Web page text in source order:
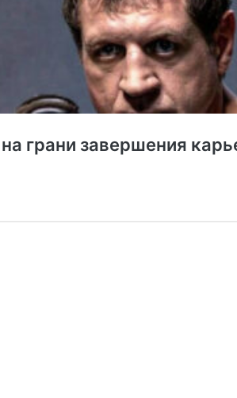
грани завершения